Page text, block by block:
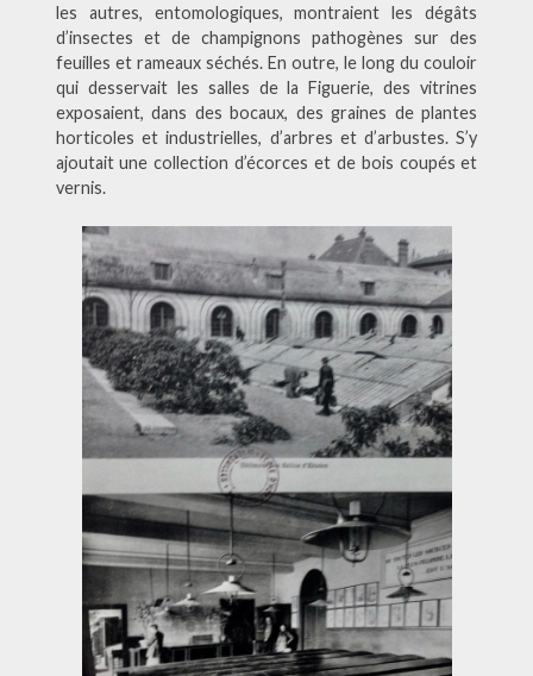
les autres, entomologiques, montraient les dégâts
d’insectes et de champignons pathogènes sur des
feuilles et rameaux séchés. En outre, le long du couloir
qui desservait les salles de la Figuerie, des vitrines
exposaient, dans des bocaux, des graines de plantes
horticoles et industrielles, d’arbres et d’arbustes. S’y
ajoutait une collection d’écorces et de bois coupés et
vernis.